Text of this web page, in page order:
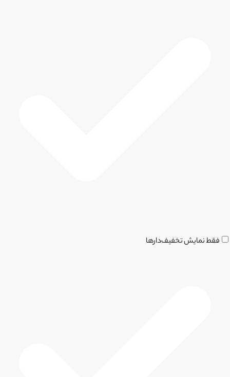
فقط نمایش تخفیف‌دارها